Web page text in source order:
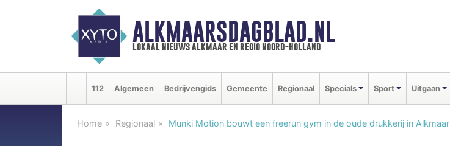
ALKMAARSDAGBLAD.NL
lokaal nieuws alkmaar en regio noord-holland
112 Algemeen Bedrijvengids Gemeente Regionaal Specials Sport Uitgaan
Home Regionaal Munki Motion bouwt een freerun gym in de oude drukkerij in Alkmaar